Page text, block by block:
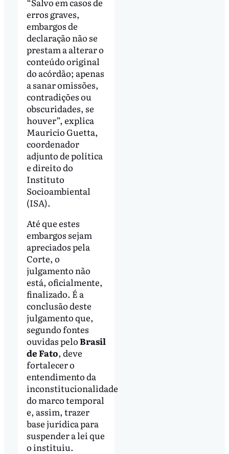
erros graves,
embargos de
declaração não se
prestam a alterar o
conteúdo original
do acórdão; apenas
a sanar omissões,
contradições ou
obscuridades, se
houver”, explica
Mauricio Guetta,
coordenador
adjunto de política
e direito do
Instituto
Socioambiental
(ISA).
Até que estes
embargos sejam
apreciados pela
Corte, o
julgamento não
está, oficialmente,
finalizado. É a
conclusão deste
julgamento que,
segundo fontes
ouvidas peloBrasil
de Fato, deve
fortalecer o
entendimento da
inconstitucionalidade
do marco temporal
e, assim, trazer
base jurídica para
suspender a lei que
o instituiu.